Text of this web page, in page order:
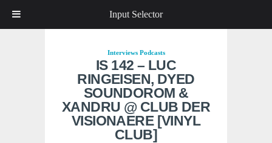
Interviews Podcasts
IS 142 – LUC
RINGEISEN, DYED
SOUNDOROM &
XANDRU @ CLUB DER
VISIONAERE [VINYL
CLUB]
Input Selector